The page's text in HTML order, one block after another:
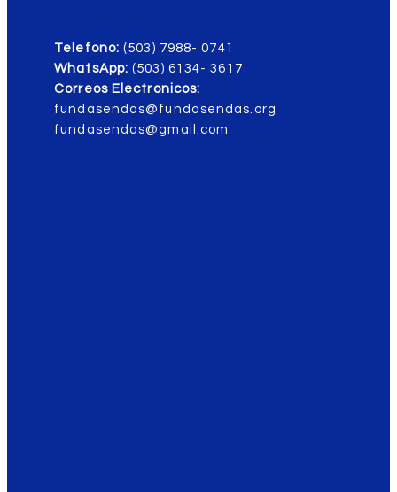
Telefono: (503) 7988- 0741
WhatsApp: (503) 6134- 3617
Correos Electronicos:
fundasendas@fundasendas.org
fundasendas@gmail.com